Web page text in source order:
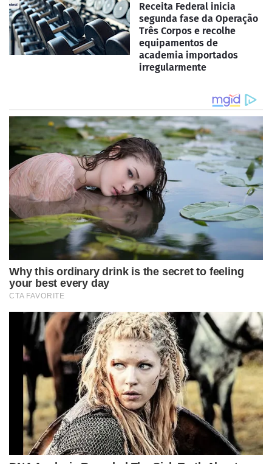
Receita Federal inicia
segunda fase da Operação
Três Corpos e recolhe
equipamentos de
academia importados
irregularmente